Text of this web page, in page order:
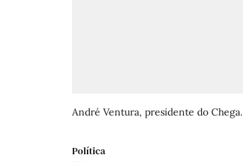
André Ventura, presidente do Chega.
Política